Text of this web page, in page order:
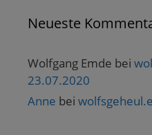
Neueste
Wolfgang Emde bei
23.07.2020
Anne bei